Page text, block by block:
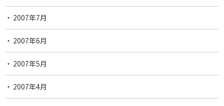
2007年7月
2007年6月
2007年5月
2007年4月